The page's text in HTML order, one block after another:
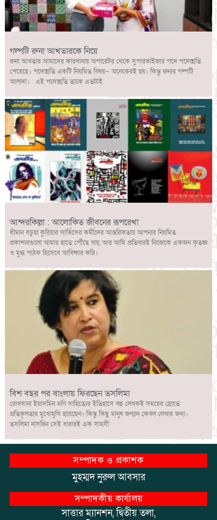
গল্পটি রুনা আখতারকে নিয়ে
রুনা আখতার আমাদের কারখানায় অপারেটর থেকে সুপারভাইজার পদে পদোন্নতি
পেয়েছে। পদোন্নতি একটি নিয়মিত বিষয়— অনেকেরই হয়। কিন্তু রুনার গল্পটি
আলাদা। এই পদোন্নতি তাকে এতটাই
আন্দরকিল্লা : আলোকিত জীবনের রূপরেখা
ধীমান বড়ুয়া কুরিয়ার সার্ভিসের কর্মীদের আন্তরিকতায় আপনার নিয়মিত
প্রকাশনাগুলো আমার হাতে পৌঁছে যায়, আর আমি প্রতিবারই নিজেকে একজন কৃতজ্ঞ
ও মুগ্ধ পাঠক হিসেবে আবিষ্কার করি।
বিশ বছর পর বাংলায় ফিরছেন তসলিমা
রোখসানা ইয়াসমিন মণি সাহিত্যের ইতিহাসে বহু লেখকই সময়ের স্রোতে
প্রতিকূলতার মুখোমুখি হয়েছেন। কিন্তু কিছু মানুষ জন্মান কেবল লেখার জন্য।
তসলিমা নাসরিন সেই ধারারই এক সাহসী
সম্পাদক ও প্রকাশক
মুহম্মদ নুরুল আবসার
সম্পাদকীয় কার্যালয়
সাত্তার ম্যানশন, দ্বিতীয় তলা,